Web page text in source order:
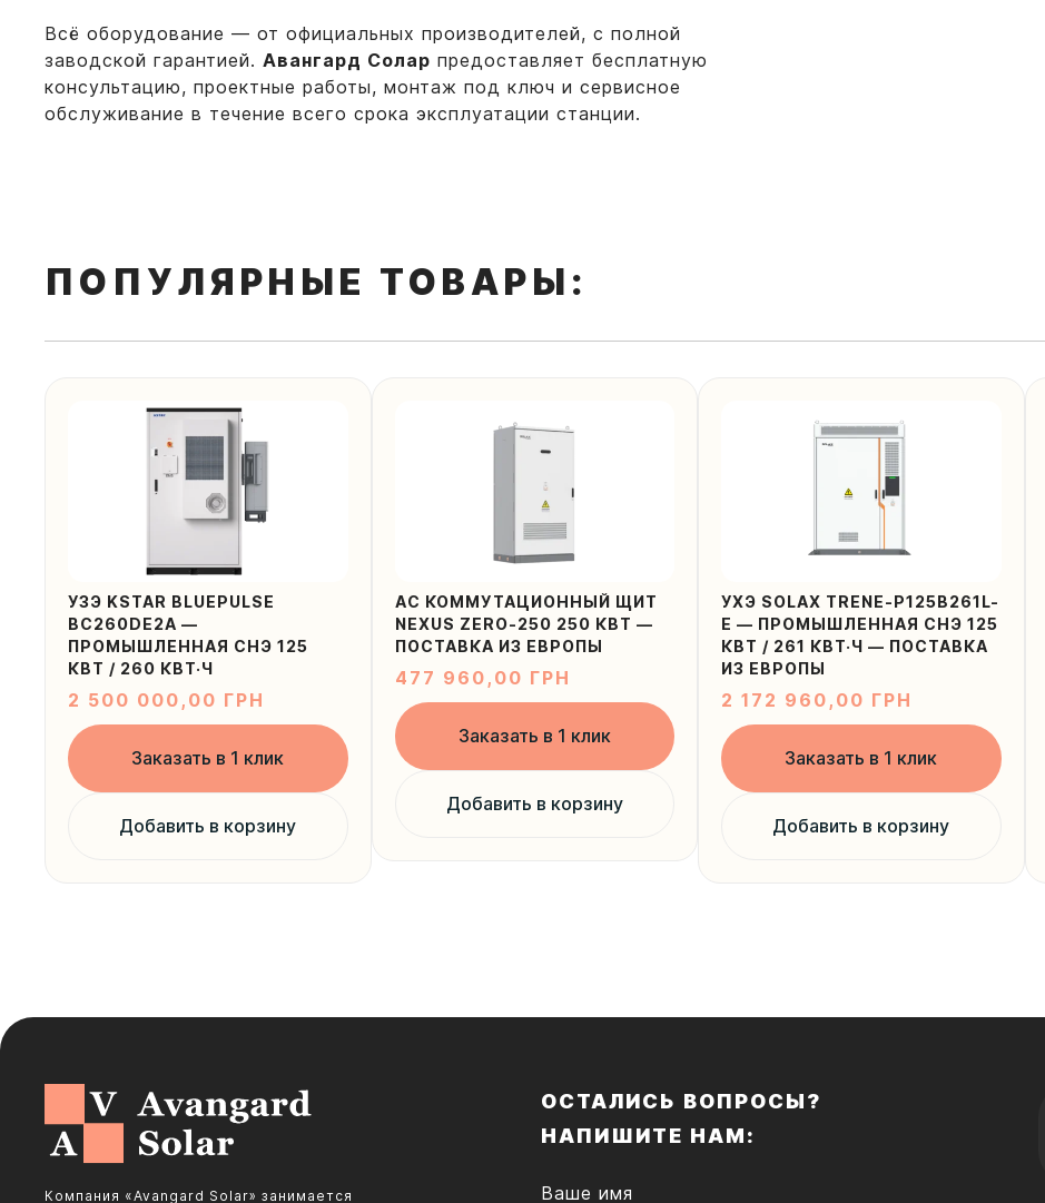
Всё оборудование — от официальных производителей, с полной
заводской гарантией. Авангард Солар предоставляет бесплатную
консультацию, проектные работы, монтаж под ключ и сервисное
обслуживание в течение всего срока эксплуатации станции.
ПОПУЛЯРНЫЕ ТОВАРЫ:
УЗЭ KSTAR BLUEPULSE
BC260DE2A —
ПРОМЫШЛЕННАЯ СНЭ 125
КВТ / 260 КВТ·Ч
2 500 000,00 ГРН
Заказать в 1 клик
Добавить в корзину
AC КОММУТАЦИОННЫЙ ЩИТ
NEXUS ZERO-250 250 КВТ —
ПОСТАВКА ИЗ ЕВРОПЫ
477 960,00 ГРН
Заказать в 1 клик
Добавить в корзину
УХЭ SOLAX TRENE-P125B261L-
E — ПРОМЫШЛЕННАЯ СНЭ 125
КВТ / 261 КВТ·Ч — ПОСТАВКА
ИЗ ЕВРОПЫ
2 172 960,00 ГРН
Заказать в 1 клик
Добавить в корзину
Компания «Avangard Solar» занимается
ОСТАЛИСЬ ВОПРОСЫ?
НАПИШИТЕ НАМ:
Ваше имя